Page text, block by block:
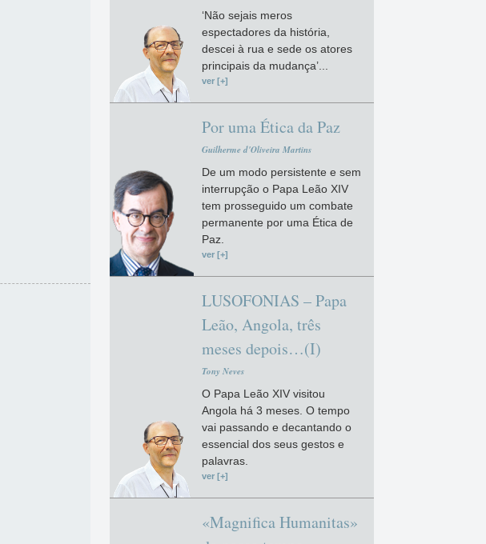
‘Não sejais meros
espectadores da história,
descei à rua e sede os atores
principais da mudança’...
ver [+]
Por uma Ética da Paz
Guilherme d'Oliveira Martins
De um modo persistente e sem
interrupção o Papa Leão XIV
tem prosseguido um combate
permanente por uma Ética de
Paz.
ver [+]
LUSOFONIAS – Papa
Leão, Angola, três
meses depois…(I)
Tony Neves
O Papa Leão XIV visitou
Angola há 3 meses. O tempo
vai passando e decantando o
essencial dos seus gestos e
palavras.
ver [+]
«Magnifica Humanitas»